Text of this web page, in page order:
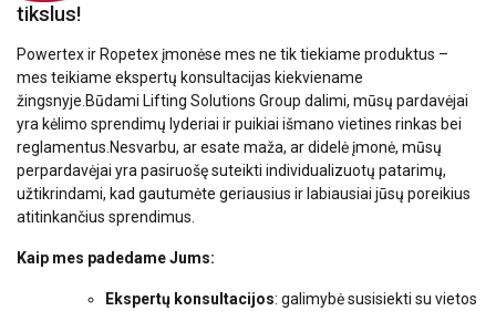
tikslus!
Powertex ir Ropetex įmonėse mes ne tik tiekiame produktus –
mes teikiame ekspertų konsultacijas kiekviename
žingsnyje. Būdami Lifting Solutions Group dalimi, mūsų pardavėjai
yra kėlimo sprendimų lyderiai ir puikiai išmano vietines rinkas bei
reglamentus. Nesvarbu, ar esate maža, ar didelė įmonė, mūsų
perpardavėjai yra pasiruošę suteikti individualizuotų patarimų,
užtikrindami, kad gautumėte geriausius ir labiausiai jūsų poreikius
atitinkančius sprendimus.
Kaip mes padedame Jums:
Ekspertų konsultacijos: galimybė susisiekti su vietos